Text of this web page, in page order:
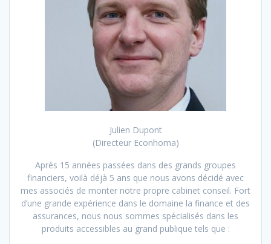
Julien Dupont
(Directeur Econhoma)
Après 15 années passées dans des grands groupes
financiers, voilà déjà 5 ans que nous avons décidé avec
mes associés de monter notre propre cabinet conseil. Fort
d’une grande expérience dans le domaine la finance et des
assurances, nous nous sommes spécialisés dans les
produits accessibles au grand publique tels que :